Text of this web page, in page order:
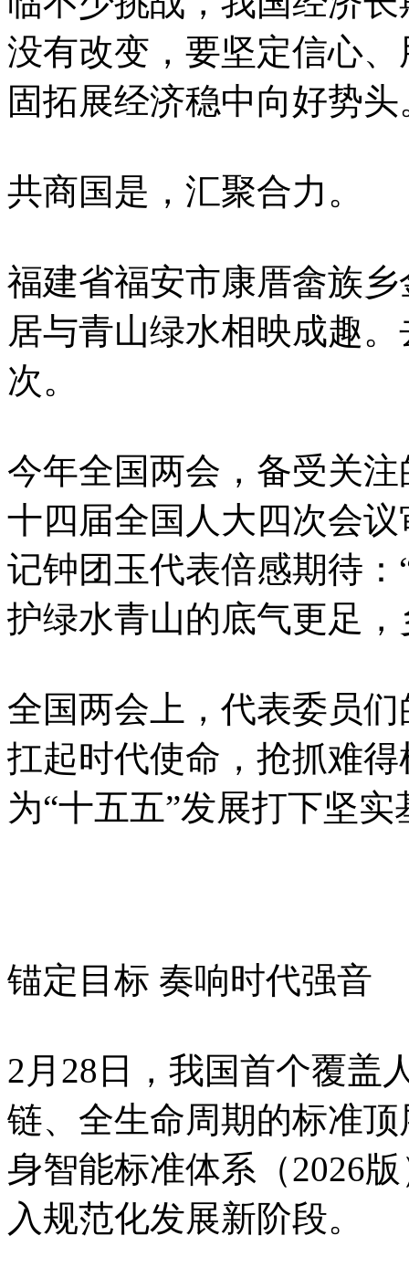
没有改变，要坚定信心
固拓展经济稳中向好势头
共商国是，汇聚合力。
福建省福安市康厝畲族
居与青山绿水相映成趣
次。
今年全国两会，备受关
十四届全国人大四次会
记钟团玉代表倍感期待
护绿水青山的底气更足
全国两会上，代表委员
扛起时代使命，抢抓难
为“十五五”发展打下坚实
锚定目标 奏响时代强音
2月28日，我国首个覆盖
链、全生命周期的标准
身智能标准体系（2026
入规范化发展新阶段。